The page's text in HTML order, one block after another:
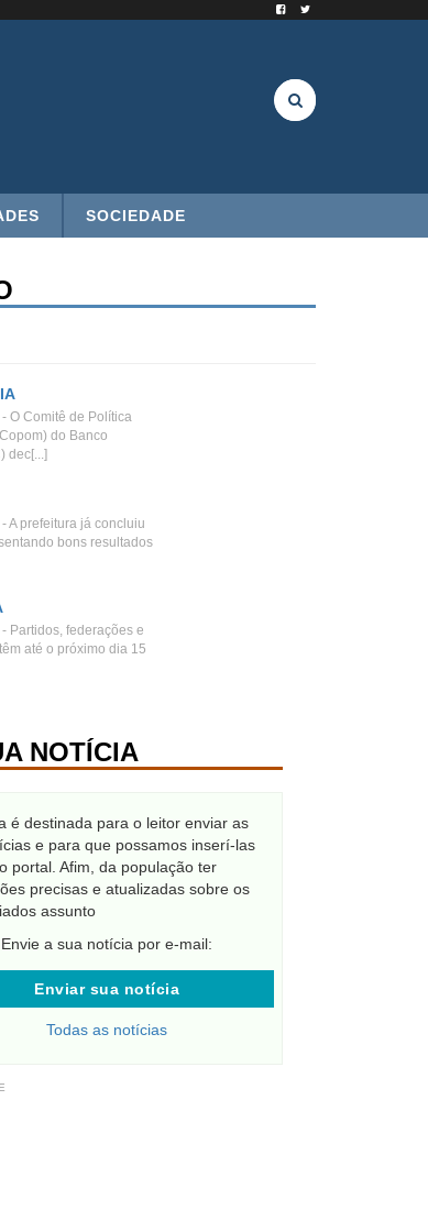
SOCIEDADE
O Comitê de Política
do Banco
dec[...]
A prefeitura já concluiu
bons resultados
Partidos, federações e
até o próximo dia 15
NOTÍCIA
é destinada para o leitor enviar as
e para que possamos inserí-las
portal. Afim, da população ter
precisas e atualizadas sobre os
assunto
Envie a sua notícia por e-mail:
Enviar sua notícia
Todas as notícias